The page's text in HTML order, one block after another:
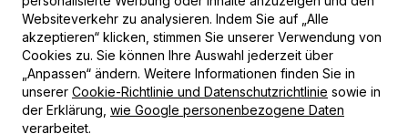
Moderne Teppiche
Vintage Teppiche
Shaggy Teppiche
Kinderteppiche
Zahlungsarten
Websiteverkehr zu analysieren. Indem Sie auf „Alle
akzeptieren“ klicken, stimmen Sie unserer Verwendung von
Cookies zu. Sie können Ihre Auswahl jederzeit über
„Anpassen“ ändern. Weitere Informationen finden Sie in
unserer Cookie-Richtlinie und Datenschutzrichtlinie sowie in
der Erklärung, wie Google personenbezogene Daten
verarbeitet.